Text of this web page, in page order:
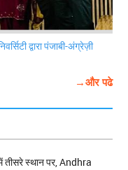
द्वारा पंजाबी-अंग्रेज़ी
→और पढे
स्थान पर, Andhra